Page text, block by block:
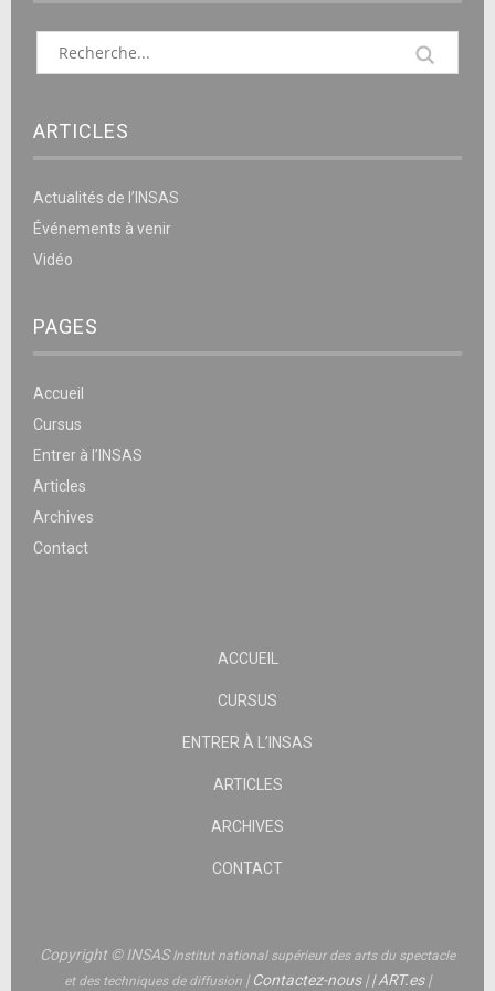
ARTICLES
Actualités de l’INSAS
Événements à venir
Vidéo
PAGES
Accueil
Cursus
Entrer à l’INSAS
Articles
Archives
Contact
ACCUEIL
CURSUS
ENTRER À L’INSAS
ARTICLES
ARCHIVES
CONTACT
Copyright © INSASInstitut national supérieur des arts du spectacle
et des techniques de diffusion |Contactez-nous||ART.es|